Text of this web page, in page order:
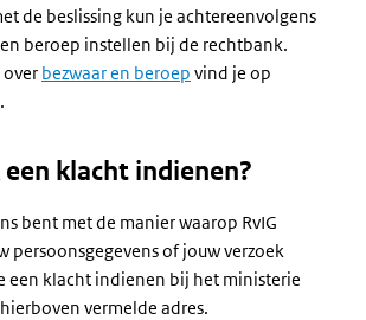
de beslissing kun je achtereenvolgens
beroep instellen bij de rechtbank.
bezwaar en beroep vind je op
klacht indienen?
bent met de manier waarop RvIG
persoonsgegevens of jouw verzoek
een klacht indienen bij het ministerie
vermelde adres.